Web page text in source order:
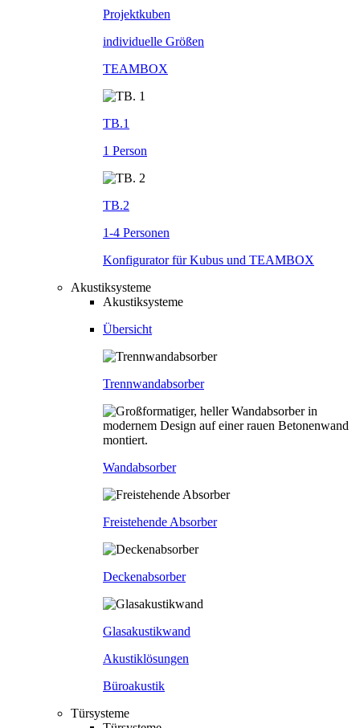
Projektkuben
individuelle Größen
TEAMBOX
TB.1
1 Person
TB.2
1-4 Personen
Konfigurator für Kubus und TEAMBOX
Akustiksysteme
Akustiksysteme
Übersicht
Trennwandabsorber
Wandabsorber
Freistehende Absorber
Deckenabsorber
Glasakustikwand
Akustiklösungen
Büroakustik
Türsysteme